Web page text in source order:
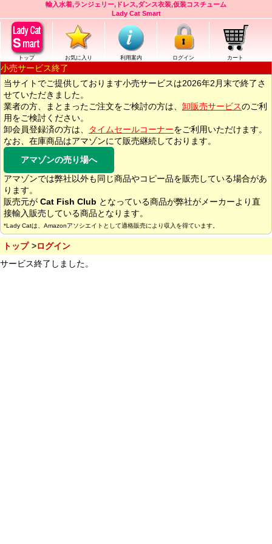
輸入水着,ランジェリー,ドレス,ダンス衣装,仮装コスチューム
Lady Cat Smart
トップ お気に入り 利用案内 ログイン カート
小売サービス終了
当サイトでご提供しております小売サービスは2026年2月末で終了さ
せていただきました。
業者の方、まとまったご注文をご検討の方は、 卸販売サービスのご利
用をご検討ください。
卸会員登録済の方は、
タイムセールコーナーをご利用いただけます。
なお、在庫商品はアマゾンにて販売継続しております。
アマゾンの売り場へ
アマゾンでは弊社以外も同じ商品やコピー品を販売している場合があ
ります。
販売元が Cat Fish Club となっている商品が弊社がメーカーより直
接輸入販売している商品となります。
*Lady Catは、Amazonアソシエイトとして適格販売により収入を得ています。
トップ
ログイン
サービス終了しました。